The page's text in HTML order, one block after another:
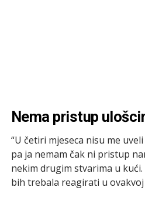
Nema pristup
“U četiri mjeseca nisu me
pa ja nemam čak ni pristup
nekim drugim stvarima u
bih trebala reagirati u ovakvoj